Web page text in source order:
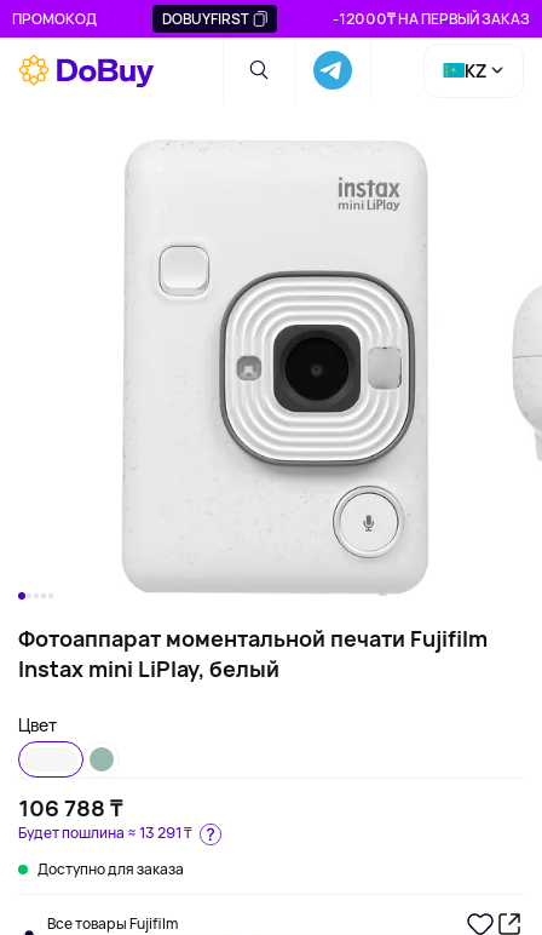
ПРОМОКОД DOBUYFIRST -12000₸ НА ПЕРВЫЙ ЗАКАЗ
KZ
Фотоаппарат моментальной печати Fujifilm
Instax mini LiPlay, белый
Цвет
106 788 ₸
Доступно для заказа
Будет пошлина ≈13 291 ₸
Все товары Fujifilm